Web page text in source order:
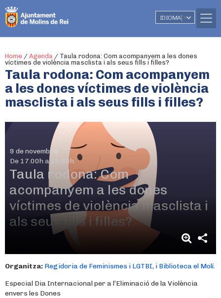
IDIOMA ▼
Home / Agenda / Taula rodona: Com acompanyem a les dones
víctimes de violència masclista i als seus fills i filles?
Taula rodona: Com acompanyem
a les dones víctimes de violència
masclista i als seus fills i filles?
9 de novembre
De 17.00h a 20.30h
Taula rodona: Com
acompanyem a les dones
víctimes de violència masclista i
als seus fills i filles?
Organitza: Regidoria de Feminismes i LGTBI, i Biblioteca el Molí.
Especial Dia Internacional per a l’Eliminació de la Violència
envers les Dones